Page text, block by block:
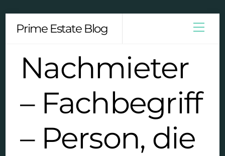
Prime Estate Blog
Nachmieter
– Fachbegriff
– Person, die